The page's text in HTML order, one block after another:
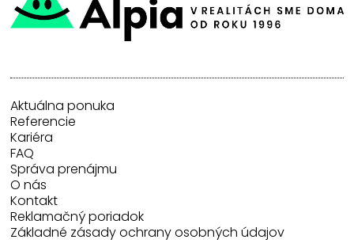
Aktuálna ponuka
Referencie
Kariéra
FAQ
Správa prenájmu
O nás
Kontakt
Reklamačný poriadok
Základné zásady ochrany osobných údajov